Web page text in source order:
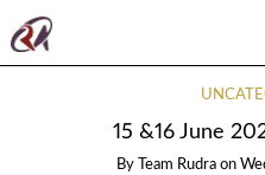
15 &16 June
By Team Rudra on